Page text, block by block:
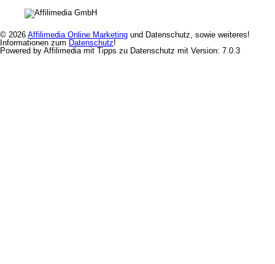
© 2026 Affilimedia Online Marketing und Datenschutz, sowie weiteres!
Informationen zum Datenschutz!
Powered by Affilimedia mit Tipps zu Datenschutz mit Version: 7.0.3